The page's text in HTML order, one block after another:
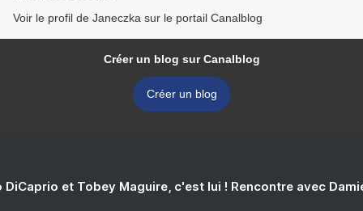
Voir le profil de Janeczka sur le portail Canalblog
Créer un blog sur Canalblog
Créer un blog
DiCaprio et Tobey Maguire, c'est lui ! Rencontre avec